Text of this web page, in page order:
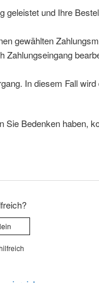
und Ihre
gewählten
In diesem Fall
Bedenken haben,